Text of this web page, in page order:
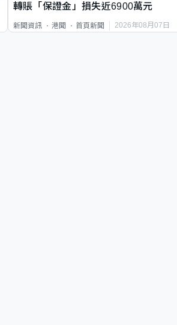
轉賬「保證金」損失近6900萬元
新聞資訊 港聞 首頁新聞 2026年08月07日